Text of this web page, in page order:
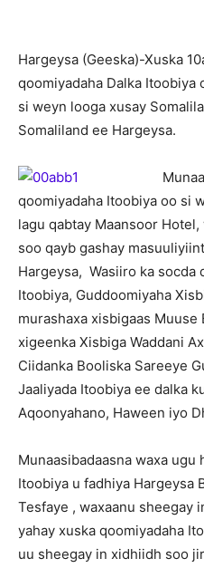
Hargeysa (Geeska)-Xuska
qoomiyadaha Dalka Itoobiya
si weyn looga xusay
Somaliland ee Hargeysa.
qoomiyadaha Itoobiya oo si
lagu qabtay Maansoor
soo qayb gashay
Hargeysa, Wasiiro ka socda
Itoobiya, Guddoomiyaha
murashaxa xisbigaas
xigeenka Xisbiga Waddani
Ciidanka Booliska Sareeye
Jaaliyada Itoobiya ee dalka
Aqoonyahano, Haween iyo
Munaasibadaasna waxa
Itoobiya u fadhiya Hargeysa
Tesfaye , waxaanu sheegay
yahay xuska qoomiyadaha
uu sheegay in xidhiidh soo